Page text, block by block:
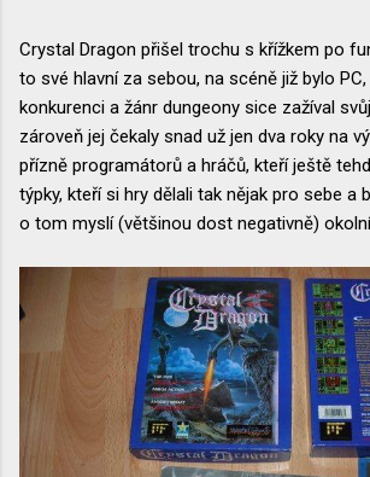
Crystal Dragon přišel trochu s křížkem po
to své hlavní za sebou, na scéně již bylo
konkurenci a žánr dungeony sice zažíval
zároveň jej čekaly snad už jen dva roky na
přízně programátorů a hráčů, kteří ještě
týpky, kteří si hry dělali tak nějak pro sebe a
o tom myslí (většinou dost negativně)